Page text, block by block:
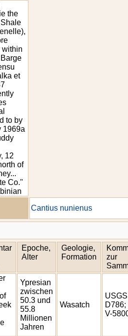
the
within
et
to by
1969a
12
of
Co."
Cantius nunienus
Epoche,
Alter
Geologie,
Formation
zur
Ypresian
zwischen
50.3 und
55.8
Millionen
Jahren
Wasatch
USGS
D786;
V-